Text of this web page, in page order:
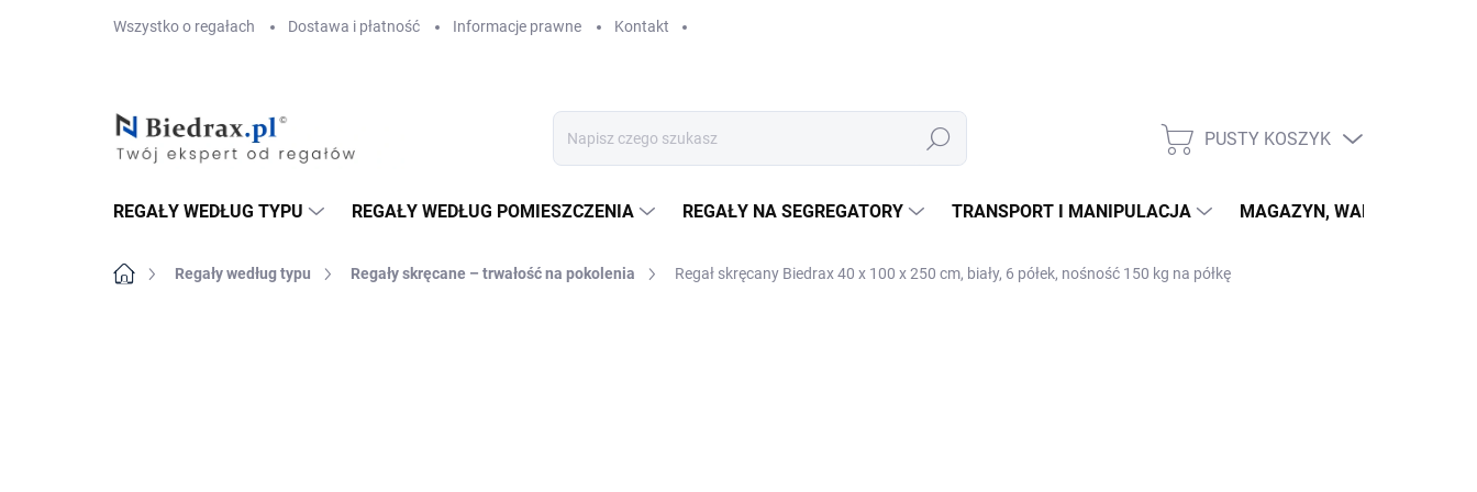
Wszystko o regałach Dostawa i płatność Informacje prawne Kontakt
Szukaj KOSZYK
PUSTY KOSZYK
REGAŁY WEDŁUG TYPU REGAŁY WEDŁUG POMIESZCZENIA REGAŁY NA SEGREGATORY TRANSPORT I MANIPULACJA MAGAZYN, WARSZTAT
Home Regały według typu Regały skręcane – trwałość na pokolenia Regał skręcany Biedrax 40 x 100 x 250 cm, biały, 6 półek, nośność 150 kg na półkę